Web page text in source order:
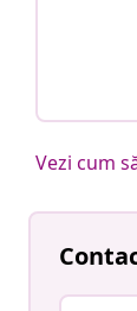
Vezi cum